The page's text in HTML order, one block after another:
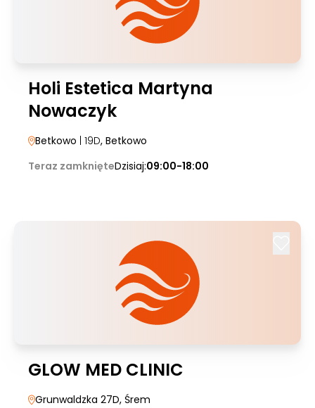
Holi Estetica Martyna
Nowaczyk
Betkowo | 19D, Betkowo
Teraz zamknięteDzisiaj:09:00-18:00
GLOW MED CLINIC
Grunwaldzka 27D, Śrem